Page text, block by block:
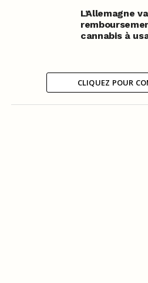
L’Allemagne
cannabis à
CLIQUEZ POUR